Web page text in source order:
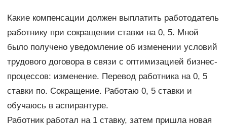
Какие компенсации должен выплатить работодатель
работнику при сокращении ставки на 0, 5. Мной
было получено уведомление об изменении условий
трудового договора в связи с оптимизацией бизнес-
процессов: изменение. Перевод работника на 0, 5
ставки по. Сокращение. Работаю 0, 5 ставки и
обучаюсь в аспирантуре.
Работник работал на 1 ставку, затем пришла новая